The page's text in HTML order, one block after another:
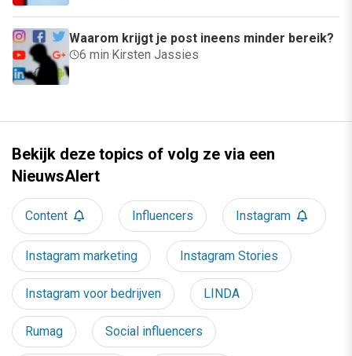
Waarom krijgt je post ineens minder bereik?
6 min·Kirsten Jassies
Bekijk deze topics of volg ze via een
NieuwsAlert
Content Influencers Instagram
Instagram marketing Instagram Stories
Instagram voor bedrijven LINDA
Rumag Social influencers